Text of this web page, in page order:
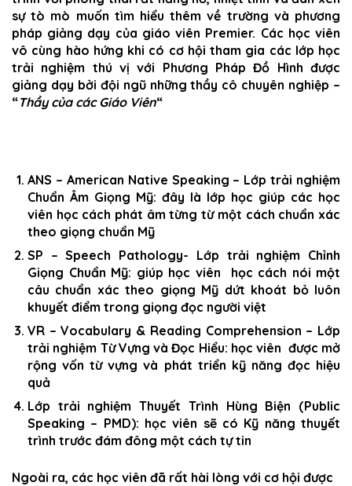
sự tò mò muốn tìm hiểu thêm về trường và phương
pháp giảng dạy của giáo viên Premier. Các học viên
vô cùng hào hứng khi có cơ hội tham gia các lớp học
trải nghiệm thú vị với Phương Pháp Đồ Hình được
giảng dạy bởi đội ngũ những thầy cô chuyên nghiệp –
“Thầy của các Giáo Viên“
ANS – American Native Speaking – Lớp trải nghiệm
Chuẩn Âm Giọng Mỹ: đây là lớp học giúp các học
viên học cách phát âm từng từ một cách chuẩn xác
theo giọng chuẩn Mỹ
SP – Speech Pathology- Lớp trải nghiệm Chỉnh
Giọng Chuẩn Mỹ: giúp học viên học cách nói một
câu chuẩn xác theo giọng Mỹ dứt khoát bỏ luôn
khuyết điểm trong giọng đọc người việt
VR – Vocabulary & Reading Comprehension – Lớp
trải nghiệm Từ Vựng và Đọc Hiểu: học viên được mở
rộng vốn từ vựng và phát triển kỹ năng đọc hiệu
quả
Lớp trải nghiệm Thuyết Trình Hùng Biện (Public
Speaking – PMD): học viên sẽ có Kỹ năng thuyết
trình trước đám đông một cách tự tin
Ngoài ra, các học viên đã rất hài lòng với cơ hội được